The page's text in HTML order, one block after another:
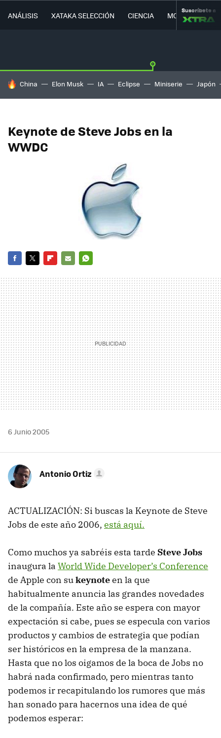
ANÁLISIS XATAKA SELECCIÓN CIENCIA MOVILIDAD
Suscríbete a
HOY SE HABLA DE
China Elon Musk IA Eclipse Miniserie Japón
Keynote de Steve Jobs en la
WWDC
MAIL
6 Junio 2005
Antonio Ortiz
ACTUALIZACIÓN: Si buscas la Keynote de Steve
Jobs de este año 2006, está aquí.
Como muchos ya sabréis esta tarde Steve Jobs
inaugura la World Wide Developer’s Conference
de Apple con sukeynoteen la que
habitualmente anuncia las grandes novedades
de la compañía. Este año se espera con mayor
expectación si cabe, pues se especula con varios
productos y cambios de estrategia que podían
ser históricos en la empresa de la manzana.
Hasta que no los oigamos de la boca de Jobs no
habrá nada confirmado, pero mientras tanto
podemos ir recapitulando los rumores que más
han sonado para hacernos una idea de qué
podemos esperar: